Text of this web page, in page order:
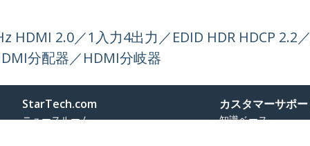
HDMI 2.0／1入力4出力／EDID HDR HDCP 2.2
分配器／HDMI分岐器
StarTech.com
ニュースルーム
カスタマーサポー
知識ベース